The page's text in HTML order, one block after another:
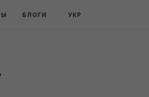
БЛОГИ УКР